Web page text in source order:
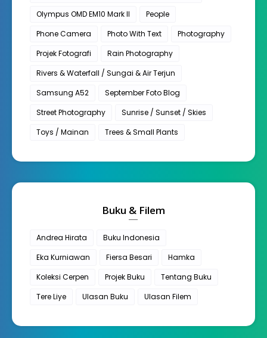
Olympus OMD EM10 Mark II
People
Phone Camera
Photo With Text
Photography
Projek Fotografi
Rain Photography
Rivers & Waterfall / Sungai & Air Terjun
Samsung A52
September Foto Blog
Street Photography
Sunrise / Sunset / Skies
Toys / Mainan
Trees & Small Plants
Buku & Filem
Andrea Hirata
Buku Indonesia
Eka Kurniawan
Fiersa Besari
Hamka
Koleksi Cerpen
Projek Buku
Tentang Buku
Tere Liye
Ulasan Buku Ulasan Filem